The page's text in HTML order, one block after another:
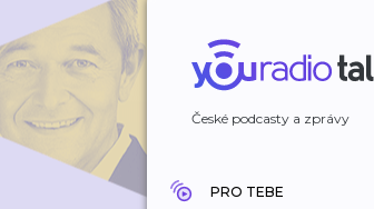
České podcasty a zprávy
PRO TEBE